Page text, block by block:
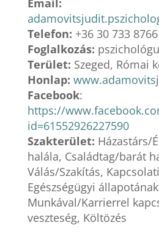
Email:
Telefon: +36 30 733 8766
Foglalkozás:
Terület: Szeged, Római
Honlap:
Facebook:
https://
id=61552926227590
Szakterület: Házastárs/
halála, Családtag/barát
Válás/Szakítás,
Egészségügyi
Munkával/Karrierrel
veszteség, Költözés